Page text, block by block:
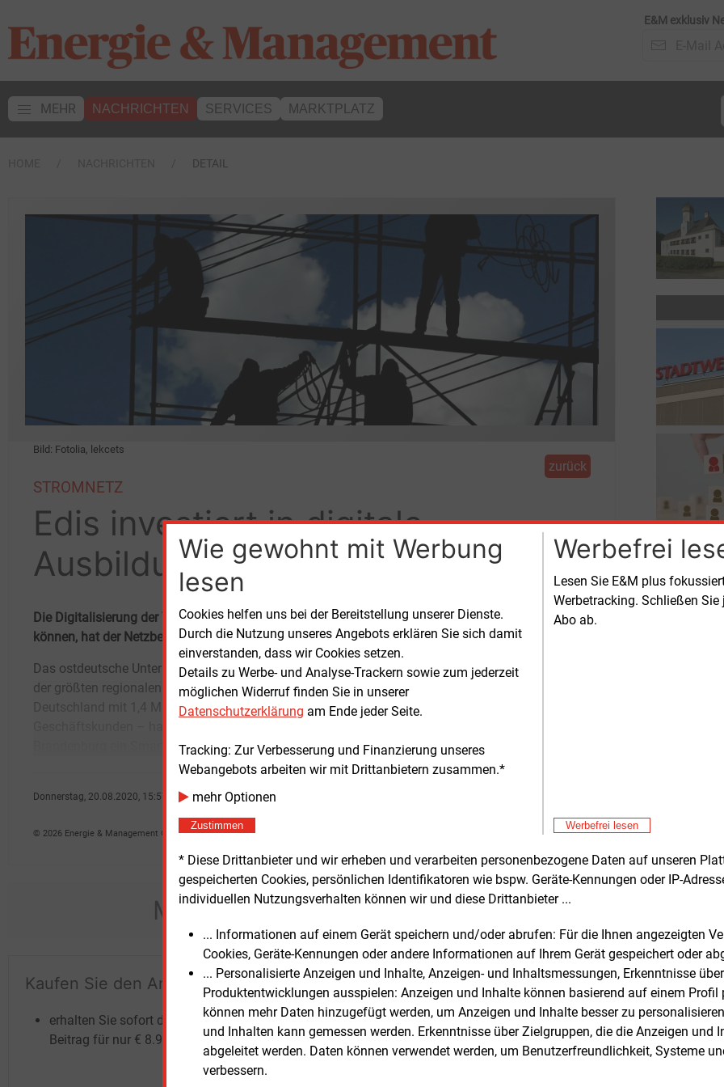
E&M exklusiv
MEHR NACHRICHTEN SERVICES MARKTPLATZ
DETAIL
Wie gewohnt mit Werbung
lesen
Cookies helfen uns bei der Bereitstellung unserer Dienste.
Durch die Nutzung unseres Angebots erklären Sie sich damit
einverstanden, dass wir Cookies setzen.
Details zu Werbe- und Analyse-Trackern sowie zum jederzeit
möglichen Widerruf finden Sie in unserer
Datenschutzerklärung am Ende jeder Seite.
Tracking: Zur Verbesserung und Finanzierung unseres
Webangebots arbeiten wir mit Drittanbietern zusammen.*
mehr Optionen
Zustimmen
Werbefrei
Lesen Sie E&M plus
Werbetracking. Schließen
Abo ab.
Werbefrei lesen
* Diese Drittanbieter und wir erheben und verarbeiten personenbezogene Daten auf unseren
gespeicherten Cookies, persönlichen Identifikatoren wie bspw. Geräte-Kennungen oder IP-
individuellen Nutzungsverhalten können wir und diese Drittanbieter ...
... Informationen auf einem Gerät speichern und/oder abrufen: Für die Ihnen angezeigten
Cookies, Geräte-Kennungen oder andere Informationen auf Ihrem Gerät gespeichert oder
... Personalisierte Anzeigen und Inhalte, Anzeigen- und Inhaltsmessungen, Erkenntnisse
Produktentwicklungen ausspielen: Anzeigen und Inhalte können basierend auf einem Profil
können mehr Daten hinzugefügt werden, um Anzeigen und Inhalte besser zu
und Inhalten kann gemessen werden. Erkenntnisse über Zielgruppen, die die Anzeigen und
abgeleitet werden. Daten können verwendet werden, um Benutzerfreundlichkeit, Systeme
verbessern.
Bild: Fotolia, lekcets
zurück
STROMNETZ
Edis investiert in digitale
Ausbildung und Umspannwerk
Die Digitalisierung der Versorgungsnetze schreitet voran. Damit die Fachkräfte Schritt halten
können, hat der Netzbetreiber Edis jetzt in Brandenburg ein Ausbildungszentrum eröffnet.
Das ostdeutsche Unternehmen Edis – einer
der größten regionalen Netzbetreiber in
Deutschland mit 1,4 Millionen Privat- und
Brandenburg ein Smart-Grid-Trainingszentrum
eröffnet. Gedacht ist es zunächst für die
eigenen Beschäftigten, von denen 400 sich in
den ersten beiden Betriebsjahren mit den
sollen. Andere N
Donnerstag, 20.08.2020, 15:57 Uhr
© 2026 Energie & Management GmbH
Möchten Sie diese und weitere Nachrichten
Kaufen Sie den Artikel
erhalten Sie sofort diesen redaktionellen
Beitrag für nur € 8.93
Testen SieE&M
kostenlos
und unverbindlich
Zwei Wochen kostenfreier Zugang
Zugang auf stündlich aktualisierte
Login